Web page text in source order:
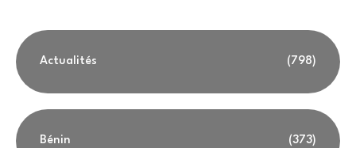
Actualités (798)
Bénin (373)